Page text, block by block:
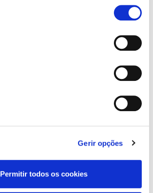
Gerir opções
Permitir todos os cookies